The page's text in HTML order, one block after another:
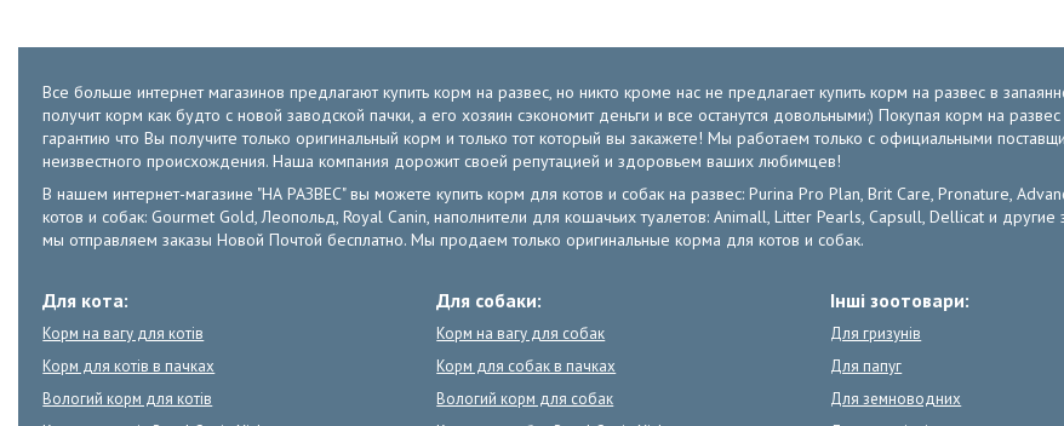
Все больше интернет магазинов предлагают купить корм на развес, но никто кроме нас не предлагает купить корм на развес в
получит корм как будто с новой заводской пачки, а его хозяин сэкономит деньги и все останутся довольными:) Покупая корм на
гарантию что Вы получите только оригинальный корм и только тот который вы закажете! Мы работаем только с официальными
неизвестного происхождения. Наша компания дорожит своей репутацией и здоровьем ваших любимцев!
В нашем интернет-магазине "НА РАЗВЕС" вы можете купить корм для котов и собак на развес: Purina Pro Plan, Brit Care, Pronature,
котов и собак: Gourmet Gold, Леопольд, Royal Canin, наполнители для кошачьих туалетов: Animall, Litter Pearls, Capsull, Dellicat и
мы отправляем заказы Новой Почтой бесплатно. Мы продаем только оригинальные корма для котов и собак.
Для кота:
Корм на вагу для котів
Корм для котів в пачках
Вологий корм для котів
Для собаки:
Корм на вагу для собак
Корм для собак в пачках
Вологий корм для собак
Інші зоотовари:
Для гризунів
Для папуг
Для земноводних